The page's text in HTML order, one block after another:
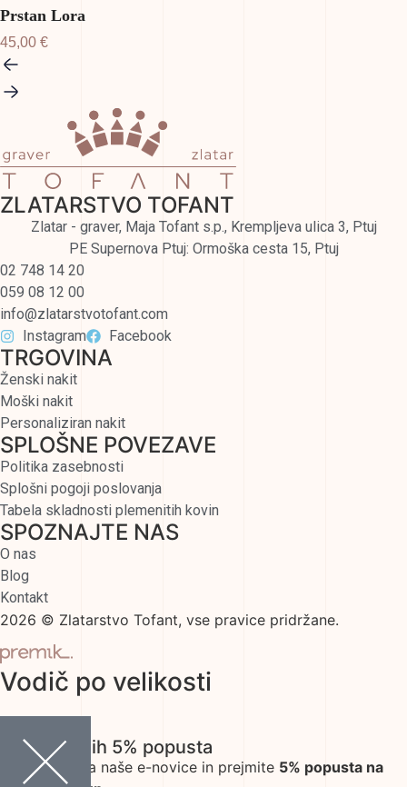
Prstan Lora
45,00 €
ZLATARSTVO TOFANT
Zlatar - graver, Maja Tofant s.p., Krempljeva ulica 3, Ptuj
PE Supernova Ptuj: Ormoška cesta 15, Ptuj
02 748 14 20
059 08 12 00
info@zlatarstvotofant.com
Instagram
Facebook
TRGOVINA
Ženski nakit
Moški nakit
Personaliziran nakit
SPLOŠNE POVEZAVE
Politika zasebnosti
Splošni pogoji poslovanja
Tabela skladnosti plemenitih kovin
SPOZNAJTE NAS
O nas
Blog
Kontakt
2026 © Zlatarstvo Tofant, vse pravice pridržane.
Vodič po velikosti
Ekskluzivnih 5% popusta
Prijavite se na naše e-novice in prejmite 5% popusta na